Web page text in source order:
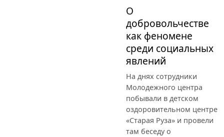
О
добровольчестве
как феномене
среди социальных
явлений
На днях сотрудники
Молодежного центра
побывали в детском
оздоровительном центре
«Старая Руза» и провели
там беседу о